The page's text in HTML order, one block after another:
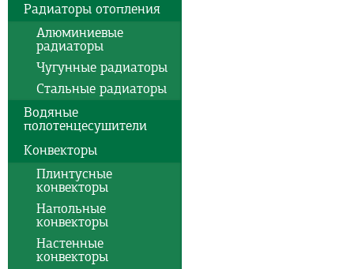
Радиаторы отопления
Алюминиевые
радиаторы
Чугунные радиаторы
Стальные радиаторы
Водяные
полотенцесушители
Конвекторы
Плинтусные
конвекторы
Напольные
конвекторы
Настенные
конвекторы